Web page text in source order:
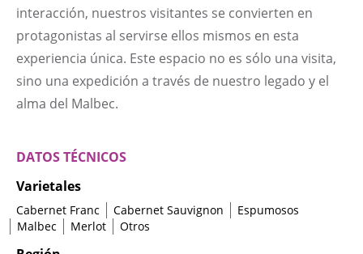
interacción, nuestros visitantes se convierten en
protagonistas al servirse ellos mismos en esta
experiencia única. Este espacio no es sólo una visita,
sino una expedición a través de nuestro legado y el
alma del Malbec.
DATOS TÉCNICOS
Varietales
Cabernet Franc Cabernet Sauvignon
Espumosos
Malbec
Merlot Otros